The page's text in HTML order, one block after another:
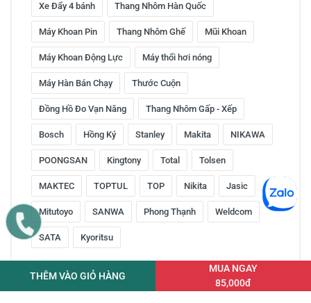
Xe Đẩy 4 bánh Thang Nhôm Hàn Quốc
Máy Khoan Pin Thang Nhôm Ghế Mũi Khoan
Máy Khoan Động Lực Máy thổi hơi nóng
Máy Hàn Bán Chạy Thước Cuộn
Đồng Hồ Đo Vạn Năng Thang Nhôm Gấp - Xếp
Bosch Hồng Ký Stanley Makita NIKAWA
POONGSAN Kingtony Total Tolsen
MAKTEC TOPTUL TOP Nikita Jasic
Mitutoyo SANWA Phong Thạnh Weldcom
SATA Kyoritsu
THÊM VÀO GIỎ HÀNG
MUA NGAY
85,000đ